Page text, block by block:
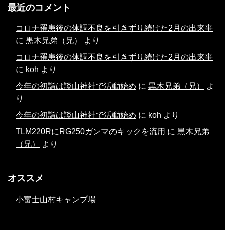
最近のコメント
コロナ罹患後の体調不良を引きずり続けた2月の出来事
に 黒木兄弟（兄）
より
コロナ罹患後の体調不良を引きずり続けた2月の出来事
に koh より
今年の初詣は談山神社で活動始め に 黒木兄弟（兄）
よ
り
今年の初詣は談山神社で活動始め に koh より
TLM220RにRG250ガンマのキックを流用 に 黒木兄弟
（兄）
より
オススメ
小富士山村キャンプ場